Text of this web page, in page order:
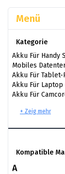
Menü
Kategorie
Akku Für Handy
Mobiles
Akku Für Tablet-
Akku Für Laptop
Akku Für
+ Zeig mehr
Kompatible
A